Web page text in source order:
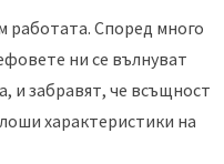
работата. Според много
ни се вълнуват
и забравят, че всъщност
характеристики на